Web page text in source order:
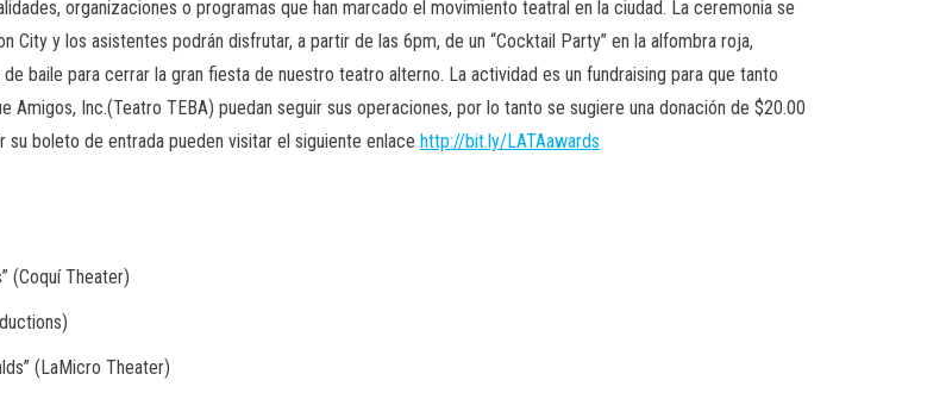
organizaciones o programas que han marcado el movimiento teatral en la ciudad. La ceremonia se
City y los asistentes podrán disfrutar, a partir de las 6pm, de un “Cocktail Party” en la alfombra roja,
baile para cerrar la gran fiesta de nuestro teatro alterno. La actividad es un fundraising para que tanto
Inc.(Teatro TEBA) puedan seguir sus operaciones, por lo tanto se sugiere una donación de $20.00
boleto de entrada pueden visitar el siguiente enlace http://bit.ly/LATAawards
(Coquí Theater)
(LaMicro Theater)